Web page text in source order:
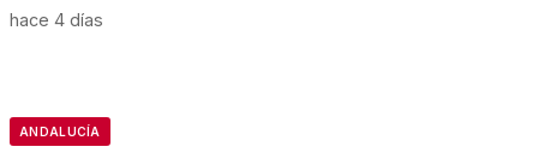
hace 4 días
ANDALUCÍA